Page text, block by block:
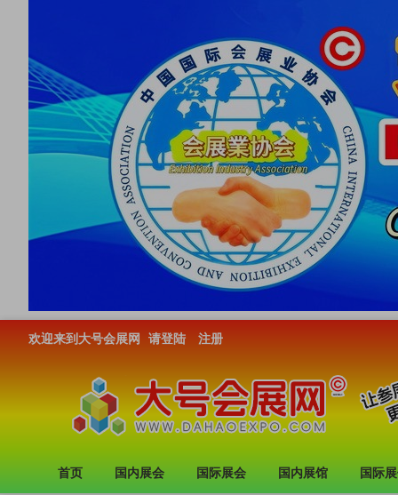
欢迎来到大号会展网 请登陆 注册
首页 国内展会 国际展会 国内展馆 国际